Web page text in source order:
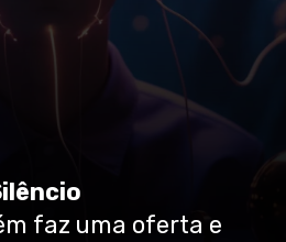
faz uma oferta e